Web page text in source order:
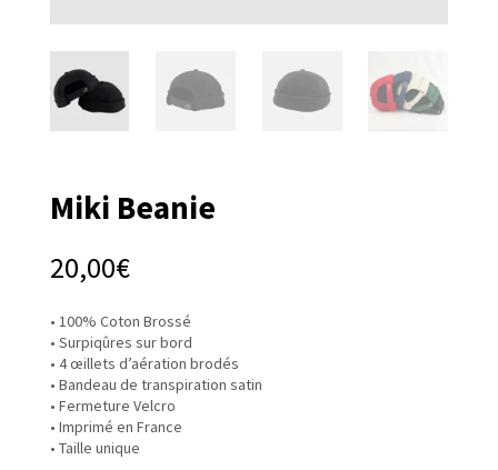
Miki Beanie
20,00€
• 100% Coton Brossé
• Surpiqûres sur bord
• 4 œillets d’aération brodés
• Bandeau de transpiration satin
• Fermeture Velcro
• Imprimé en France
• Taille unique